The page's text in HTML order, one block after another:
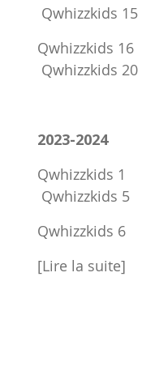
Qwhizzkids 15
Qwhizzkids 16
Qwhizzkids 20
2023-2024
Qwhizzkids 1
Qwhizzkids 5
Qwhizzkids 6
[Lire la suite]